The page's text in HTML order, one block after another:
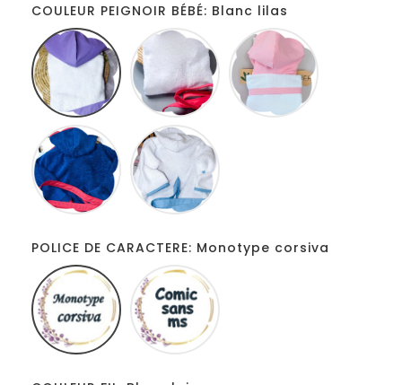
COULEUR PEIGNOIR BÉBÉ: Blanc lilas
Blanc
lilas
Blanc
fuschia
Marine
rouge
POLICE DE CARACTERE: Monotype corsiva
Monotype
corsiva